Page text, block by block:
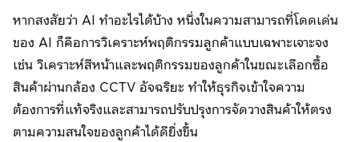
หากสงสัยว่า AI ทำอะไรได้บ้าง หนึ่งในความสามารถที่โดดเด่น
ของ AI ก็คือการวิเคราะห์พฤติกรรมลูกค้าแบบเฉพาะเจาะจง
เช่น วิเคราะห์สีหน้าและพฤติกรรมของลูกค้าในขณะเลือกซื้อ
สินค้าผ่านกล้อง CCTV อัจฉริยะ ทำให้ธุรกิจเข้าใจความ
ต้องการที่แท้จริงและสามารถปรับปรุงการจัดวางสินค้าให้ตรง
ตามความสนใจของลูกค้าได้ดียิ่งขึ้น